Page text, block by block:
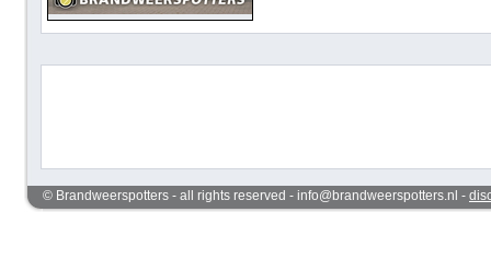
© Brandweerspotters - all rights reserved - info@brandweerspotters.nl -